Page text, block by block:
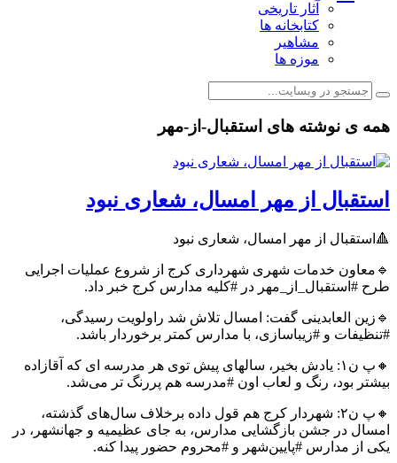
آثار تاریخی
کتابخانه ها
مشاهیر
موزه ها
همه ی نوشته های استقبال-از-مهر
استقبال از مهر امسال، شعاری نبود
🔺استقبال از مهر امسال، شعاری نبود
🔹معاون خدمات شهری شهرداری کرج از شروع عملیات اجرایی
طرح #استقبال_از_مهر در #کلیه مدارس کرج خبر داد.
🔹زین العابدینی گفت: امسال تلاش شد راولویت رسیدگی،
#تنظیفات و #زیباسازی، با مدارس کمتر برخوردار باشد.
🔸پ ن۱: یادش بخیر، سالهای پیش توی هر مدرسه ای که آقازاده
بیشتر بود، رنگ و لعاب اون #مدرسه هم پررنگ تر می‌شد.
🔸پ ن۲: شهردار کرج هم قول داده برخلاف سال‌های گذشته،
امسال در جشن بازگشایی مدارس، به جای عظیمیه و جهانشهر، در
یکی از مدارس #پایین‌شهر و #محروم حضور پیدا کنه.